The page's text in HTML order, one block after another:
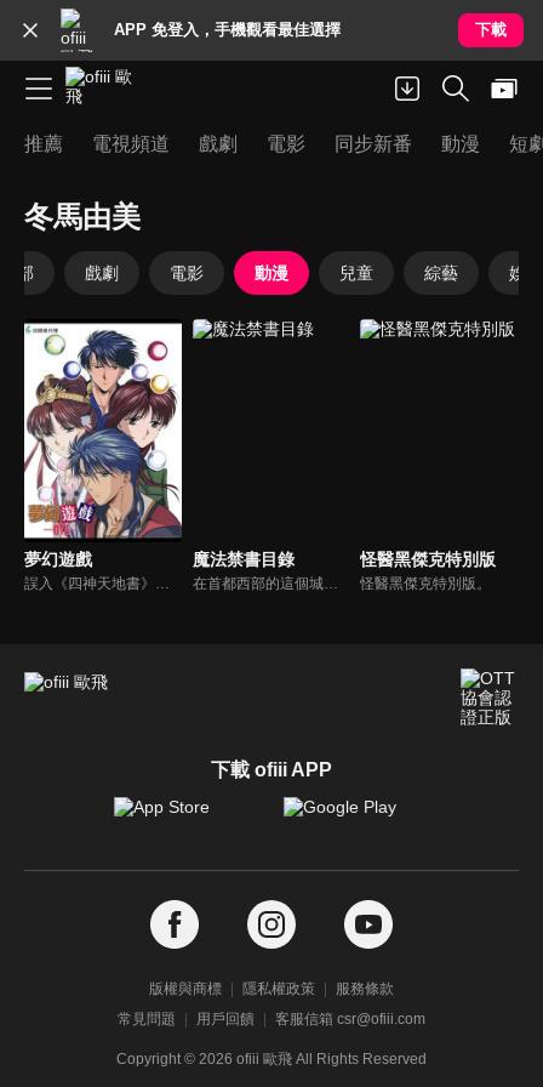
APP 免登入，手機觀看最佳選擇 下載
推薦 電視頻道 戲劇 電影 同步新番 動漫 短
冬馬由美
全部 戲劇 電影 動漫 兒童 綜藝 娛樂
夢幻遊戲
誤入《四神天地書》世界的女主角們分別成為四個不同國家裡代表該國所屬之神的巫女。女主角們必須集結自己所屬的七星士，召喚出神明（神獸）拯救國家。其中，女主角夕城美朱被當作是紅南國的「朱雀巫女」，而美朱與自己手下「朱雀七星士」之一鬼宿發展出一段戀愛故事。
魔法禁書目錄
在首都西部的這個城市中，“超能力開發”被列為學校課程的一部分。根據能力不同，可以分為5級，從無能力到超能力。上條當麻是學園裏的一個無能力者，但並非完全沒有能力，而是他的能力是能夠將一切異能效果無效化…
怪醫黑傑克特別版
怪醫黑傑克特別版。
下載 ofiii APP
版權與商標 隱私權政策
服務條款
常見問題
用戶回饋 客服信箱 csr@ofiii.com
Copyright © 2026 ofiii 歐飛 All Rights Reserved